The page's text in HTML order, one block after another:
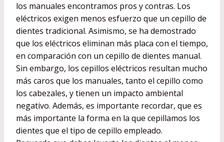
los manuales encontramos pros y contras. Los
eléctricos exigen menos esfuerzo que un cepillo de
dientes tradicional. Asimismo, se ha demostrado
que los eléctricos eliminan más placa con el tiempo,
en comparación con un cepillo de dientes manual.
Sin embargo, los cepillos eléctricos resultan mucho
más caros que los manuales, tanto el cepillo como
los cabezales, y tienen un impacto ambiental
negativo. Además, es importante recordar, que es
más importante la forma en la que cepillamos los
dientes que el tipo de cepillo empleado.